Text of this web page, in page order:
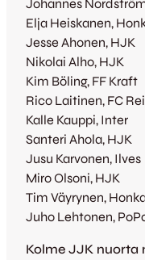
Johannes
Elja Heiskanen,
Jesse Ahonen, HJK
Nikolai Alho, HJK
Kim Böling, FF Kraft
Rico Laitinen, FC
Kalle Kauppi, Inter
Santeri Ahola, HJK
Jusu Karvonen, Ilves
Miro Olsoni, HJK
Tim Väyrynen,
Juho Lehtonen,
Kolme JJK nuorta